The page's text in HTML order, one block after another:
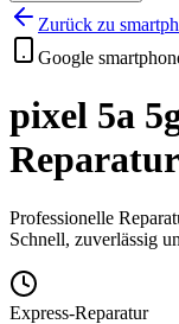
Zurück zu
Google
pixel 5a
Reparatur
Professionelle
Schnell, zuverlässig
Express-Reparatur